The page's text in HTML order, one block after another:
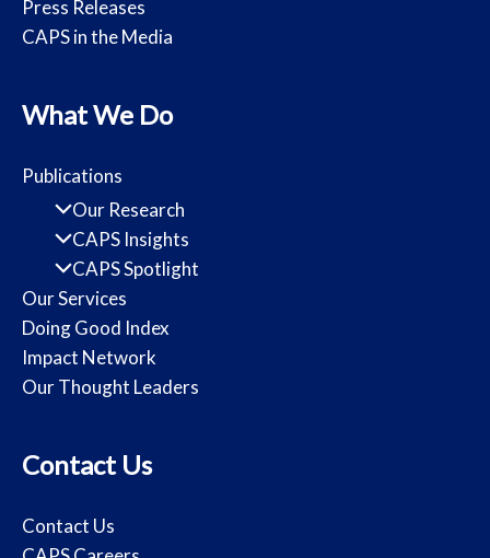
Press Releases
CAPS in the Media
What We Do
Publications
Our Research
CAPS Insights
CAPS Spotlight
Our Services
Doing Good Index
Impact Network
Our Thought Leaders
Contact Us
Contact Us